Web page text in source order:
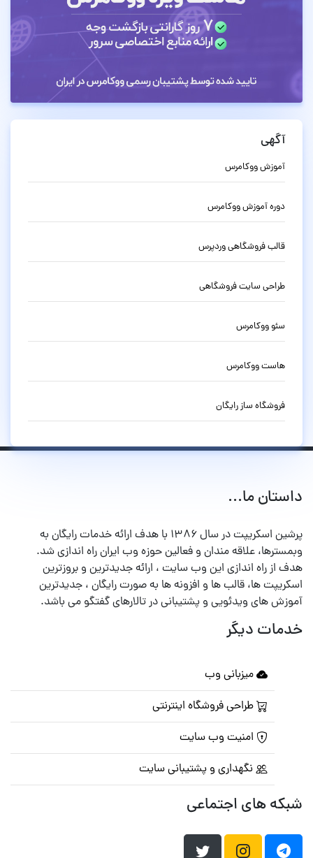
آگهی
آموزش ووکامرس
دوره آموزش ووکامرس
قالب فروشگاهی وردپرس
طراحی سایت فروشگاهی
سئو ووکامرس
هاست ووکامرس
فروشگاه ساز رایگان
داستان ما...
پرشین اسکریپت در سال ۱۳۸۶ با هدف ارائه خدمات رایگان به
وبمسترها، علاقه مندان و فعالین حوزه وب ایران راه اندازی شد.
هدف از راه اندازی این وب سایت ، ارائه جدیدترین و بروزترین
اسکریپت ها، قالب ها و افزونه ها به صورت رایگان ، جدیدترین
آموزش های ویدئویی و پشتیبانی در تالارهای گفتگو می باشد.
خدمات دیگر
میزبانی وب
طراحی فروشگاه اینترنتی
امنیت وب سایت
نگهداری و پشتیبانی سایت
شبکه های اجتماعی